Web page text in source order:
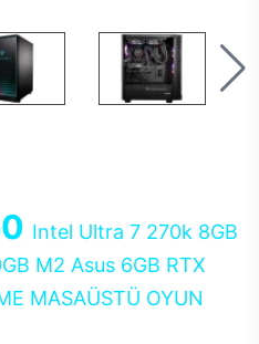
Intel Ultra 7 270k 8GB
M2 Asus 6GB RTX
MASAÜSTÜ OYUN